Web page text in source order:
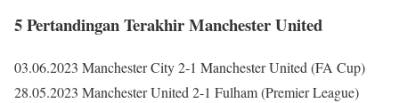
5 Pertandingan Terakhir Manchester United
03.06.2023 Manchester City 2-1 Manchester United (FA Cup)
28.05.2023 Manchester United 2-1 Fulham (Premier League)